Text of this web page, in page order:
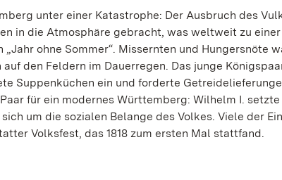
unter einer Katastrophe: Der Ausbruch des
in die Atmosphäre gebracht, was weltweit zu
ohne Sommer“. Missernten und Hungersnöte
den Feldern im Dauerregen. Das junge
Suppenküchen ein und forderte
für ein modernes Württemberg: Wilhelm I.
um die sozialen Belange des Volkes. Viele der
Volksfest, das 1818 zum ersten Mal stattfand.